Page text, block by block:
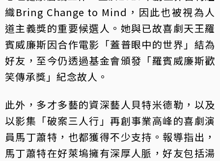
織Bring Change to Mind，因此也被視為人
道主義獎的重要候選人。她與已故喜劇天王羅
賓威廉斯因合作電影「蓋普眼中的世界」結為
好友，至今仍透過基金會頒發「羅賓威廉斯歡
笑傳承獎」紀念故人。
此外，多才多藝的資深藝人貝特米德勒，以及
以影集「破案三人行」再創事業高峰的喜劇演
員馬丁蕭特，也都獲得不少支持。報導指出，
馬丁蕭特在好萊塢擁有深厚人脈，好友包括湯